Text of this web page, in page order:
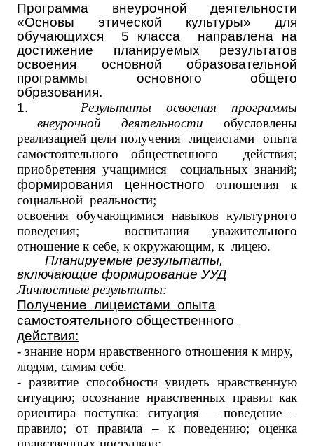
Программа внеурочной деятельности
«Основы этической культуры» для
обучающихся 5 класса направлена на
достижение планируемых результатов
освоения основной образовательной
программы основного общего
образования.
1.
Результаты освоения программы
внеурочной деятельности обусловлены
реализацией цели получения лицеистами опыта
самостоятельного общественного действия;
приобретения учащимися социальных знаний;
формирования ценностного
отношения к
социальной реальности;
освоения обучающимися навыков культурного
поведения;
воспитания уважительного
отношение к себе, к окружающим, к лицею.
Планируемые результаты,
включающие формирование УУД
Личностные результаты:
Получение лицеистами опыта
самостоятельного общественного
действия:
- знание норм нравственного отношения к миру,
людям, самим себе.
- развитие способности увидеть нравственную
ситуацию; осознание нравственных правил как
ориентира поступка: ситуация – поведение –
правило; от правила – к поведению; оценка